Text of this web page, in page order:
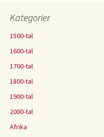
Kategorier
1500-tal
1600-tal
1700-tal
1800-tal
1900-tal
2000-tal
Afrika